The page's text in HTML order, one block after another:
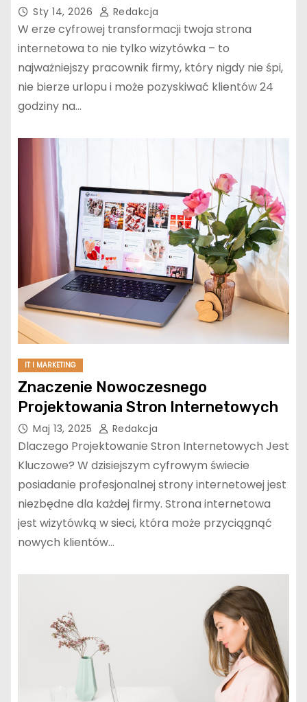
Sty 14, 2026 Redakcja
W erze cyfrowej transformacji twoja strona
internetowa to nie tylko wizytówka – to
najważniejszy pracownik firmy, który nigdy nie śpi,
nie bierze urlopu i może pozyskiwać klientów 24
godziny na…
IT I MARKETING
Znaczenie Nowoczesnego
Projektowania Stron Internetowych
Maj 13, 2025 Redakcja
Dlaczego Projektowanie Stron Internetowych Jest
Kluczowe? W dzisiejszym cyfrowym świecie
posiadanie profesjonalnej strony internetowej jest
niezbędne dla każdej firmy. Strona internetowa
jest wizytówką w sieci, która może przyciągnąć
nowych klientów…